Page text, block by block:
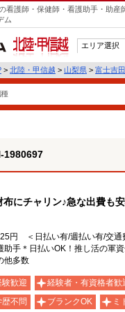
看護師・保健師・看護助手・助産
ム
北陸・甲信越
エリア選択
> 北陸・甲信越 > 山梨県 > 富士吉
1980697
にチャリン♪急な出費も
円 ＜日払い有/週払い有/交通
助手＊日払いOK！推し活の軍
他多数
験歓迎 経験者・有資格者歓
歴不問 ブランクOK ミ